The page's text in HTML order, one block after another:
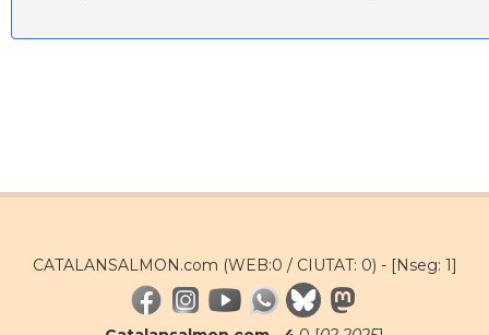
CATALANSALMON.com (WEB:0 / CIUTAT: 0) - [Nseg: 1]